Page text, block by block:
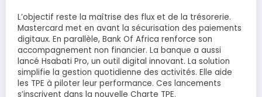
L’objectif reste la maîtrise des flux et de la trésorerie.
Mastercard met en avant la sécurisation des paiements
digitaux. En parallèle, Bank Of Africa renforce son
accompagnement non financier. La banque a aussi
lancé Hsabati Pro, un outil digital innovant. La solution
simplifie la gestion quotidienne des activités. Elle aide
les TPE à piloter leur performance. Ces lancements
s’inscrivent dans la nouvelle Charte TPE.